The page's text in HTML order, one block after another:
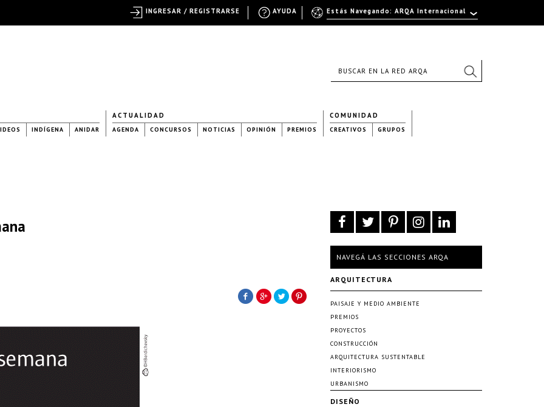
INDÍGENA ANIDAR
ACTUALIDAD
AGENDA CONCURSOS NOTICIAS OPINIÓN PREMIOS
COMUNIDAD
CREATIVOS GRUPOS
NAVEGÁ LAS SECCIONES ARQA
ARQUITECTURA
PAISAJE Y MEDIO AMBIENTE
PREMIOS
PROYECTOS
CONSTRUCCIÓN
ARQUITECTURA SUSTENTABLE
INTERIORISMO
URBANISMO
DISEÑO
Estás Navegando: ARQA Internacional
AYUDA
INGRESAR / REGISTRARSE